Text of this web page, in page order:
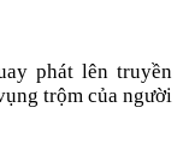
phát lên truyền
trộm của người